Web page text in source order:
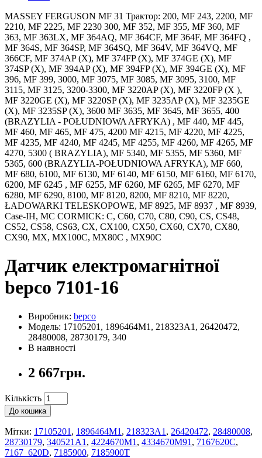
MASSEY FERGUSON MF 31 Трактор: 200, MF 243, 2200, MF
2210, MF 2225, MF 2230 300, MF 352, MF 355, MF 360, MF
363, MF 363LX, MF 364AQ, MF 364CF, MF 364F, MF 364FQ ,
MF 364S, MF 364SP, MF 364SQ, MF 364V, MF 364VQ, MF
366CF, MF 374AP (X), MF 374FP (X), MF 374GE (X), MF
374SP (X), MF 394AP (X), MF 394FP (X), MF 394GE (X), MF
396, MF 399, 3000, MF 3075, MF 3085, MF 3095, 3100, MF
3115, MF 3125, 3200-3300, MF 3220AP (X), MF 3220FP (X ),
MF 3220GE (X), MF 3220SP (X), MF 3235AP (X), MF 3235GE
(X), MF 3235SP (X), 3600 MF 3635, MF 3645, MF 3655, 400
(BRAZYLIA - POŁUDNIOWA AFRYKA) , MF 440, MF 445,
MF 460, MF 465, MF 475, 4200 MF 4215, MF 4220, MF 4225,
MF 4235, MF 4240, MF 4245, MF 4255, MF 4260, MF 4265, MF
4270, 5300 ( BRAZYLIA), MF 5340, MF 5355, MF 5360, MF
5365, 600 (BRAZYLIA-POŁUDNIOWA AFRYKA), MF 660,
MF 680, 6100, MF 6130, MF 6140, MF 6150, MF 6160, MF 6170,
6200, MF 6245 , MF 6255, MF 6260, MF 6265, MF 6270, MF
6280, MF 6290, 8100, MF 8120, 8200, MF 8210, MF 8220,
ŁADOWARKI TELESKOPOWE, MF 8925, MF 8937 , MF 8939,
Case-IH, MC CORMICK: C, C60, C70, C80, C90, CS, CS48,
CS52, CS58, CS63, CX, CX100, CX50, CX60, CX70, CX80,
CX90, MX, MX100C, MX80C , MX90C
Датчик електромагнітної
bepco 7101-16
Виробник: bepco
Модель: 17105201, 1896464M1, 218323A1, 26420472,
28480008, 28730179, 340
В наявності
2 667грн.
Кількість
До кошика
Мітки: 17105201 , 1896464M1 , 218323A1 , 26420472, 28480008,
28730179, 340521A1 , 4224670M1 , 4334670M91 , 7167620C,
7167_620D, 7185900, 7185900T